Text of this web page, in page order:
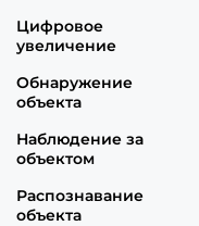
Цифровое
увеличение
Обнаружение
объекта
Наблюдение за
объектом
Распознавание
объекта